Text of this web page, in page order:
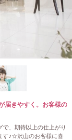
届きやすく。お客様の
、期待以上の仕上がり
す♪☆沢山のお客様に喜